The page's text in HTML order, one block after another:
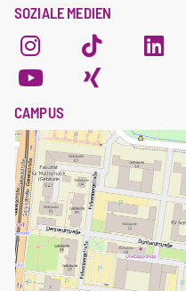
SOZIALE MEDIEN
CAMPUS